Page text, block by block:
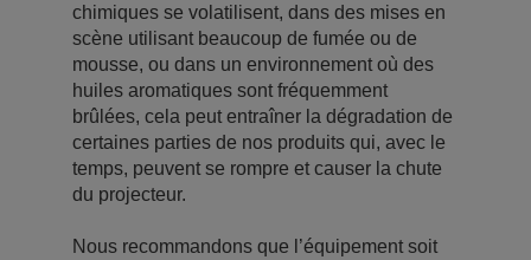
chimiques se volatilisent, dans des mises en
scène utilisant beaucoup de fumée ou de
mousse, ou dans un environnement où des
huiles aromatiques sont fréquemment
brûlées, cela peut entraîner la dégradation de
certaines parties de nos produits qui, avec le
temps, peuvent se rompre et causer la chute
du projecteur.
Nous recommandons que l’équipement soit